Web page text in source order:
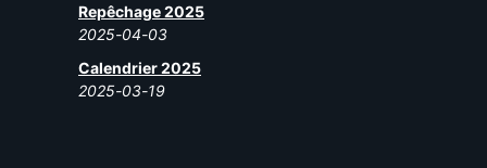
Repêchage 2025
2025-04-03
Calendrier 2025
2025-03-19